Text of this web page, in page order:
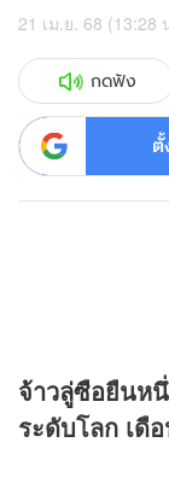
21 เม.ย. 68 (13:28
กดฟัง
ตั้
จ้าวลู่ซือยืนห
ระดับโลก เดื